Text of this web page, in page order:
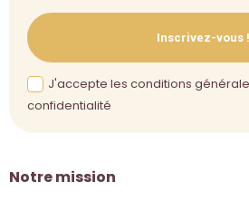
Notre mission
Inscrivez-vous !
J'accepte les conditions
confidentialité